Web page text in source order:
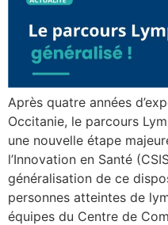
Après quatre années
Occitanie, le parcours
une nouvelle étape
l’Innovation en Santé
généralisation de ce
personnes atteintes de
équipes du Centre de